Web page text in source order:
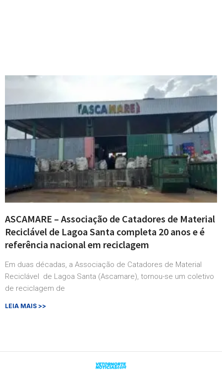
ASCAMARE – Associação de Catadores de Material
Reciclável de Lagoa Santa completa 20 anos e é
referência nacional em reciclagem
Em duas décadas, a Associação de Catadores de Material
Reciclável de Lagoa Santa (Ascamare), tornou-se um coletivo
de reciclagem de
LEIA MAIS >>